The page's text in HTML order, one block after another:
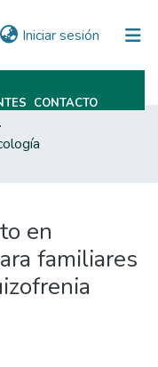
Iniciar sesión (current)
CONTACTO
en
familiares